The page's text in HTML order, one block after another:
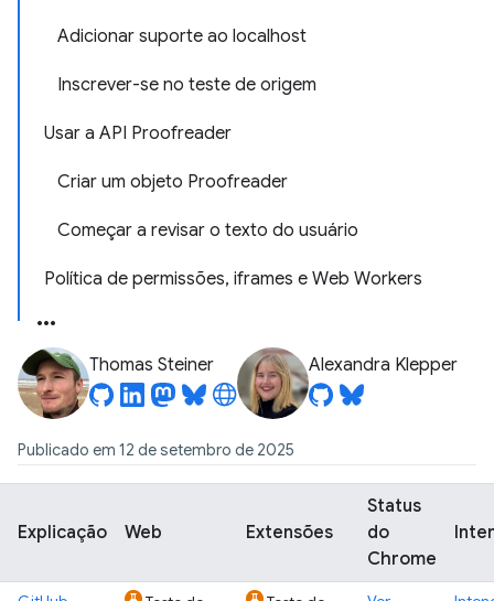
Adicionar suporte ao localhost
Inscrever-se no teste de origem
Usar a API Proofreader
Criar um objeto Proofreader
Começar a revisar o texto do usuário
Política de permissões, iframes e Web Workers
Thomas Steiner Alexandra Klepper
Publicado em 12 de setembro de 2025
Explicação Web Extensões
Status
do
Chrome